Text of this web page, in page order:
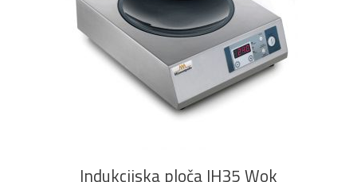
PROČITAJ VIŠE
Indukcijska ploča IH35 Wok